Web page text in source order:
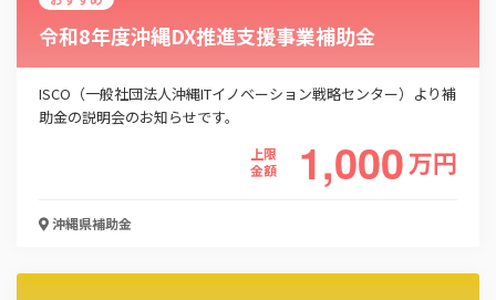
令和8年度沖縄DX推進支援事業補助金
ISCO（一般社団法人沖縄ITイノベーション戦略センター）より補
助金の説明会のお知らせです。
上限
金額
1,000万円
沖縄県補助金